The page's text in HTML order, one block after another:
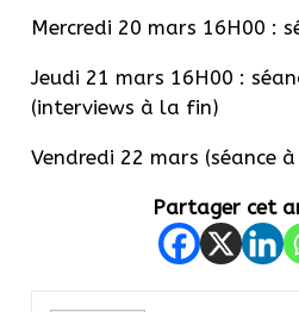
Mercredi 20 mars 16H00 :
Jeudi 21 mars 16H00 :
(interviews à la fin)
Vendredi 22 mars (séance
Partager cet